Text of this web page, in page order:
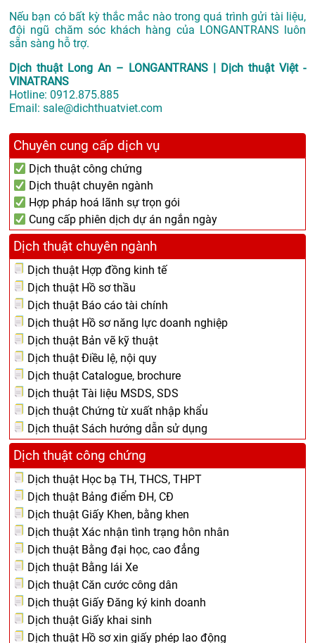
Nếu bạn có bất kỳ thắc mắc nào trong quá trình gửi tài liệu,
đội ngũ chăm sóc khách hàng của LONGANTRANS luôn
sẵn sàng hỗ trợ.
Dịch thuật Long An – LONGANTRANS | Dịch thuật Việt -
VINATRANS
Hotline: 0912.875.885
Email: sale@dichthuatviet.com
Chuyên cung cấp dịch vụ
Dịch thuật công chứng
Dịch thuật chuyên ngành
Hợp pháp hoá lãnh sự trọn gói
Cung cấp phiên dịch dự án ngắn ngày
Dịch thuật chuyên ngành
Dịch thuật Hợp đồng kinh tế
Dịch thuật Hồ sơ thầu
Dịch thuật Báo cáo tài chính
Dịch thuật Hồ sơ năng lực doanh nghiệp
Dịch thuật Bản vẽ kỹ thuật
Dịch thuật Điều lệ, nội quy
Dịch thuật Catalogue, brochure
Dịch thuật Tài liệu MSDS, SDS
Dịch thuật Chứng từ xuất nhập khẩu
Dịch thuật Sách hướng dẫn sử dụng
Dịch thuật công chứng
Dịch thuật Học bạ TH, THCS, THPT
Dịch thuật Bảng điểm ĐH, CĐ
Dịch thuật Giấy Khen, bằng khen
Dịch thuật Xác nhận tình trạng hôn nhân
Dịch thuật Bằng đại học, cao đẳng
Dịch thuật Bằng lái Xe
Dịch thuật Căn cước công dân
Dịch thuật Giấy Đăng ký kinh doanh
Dịch thuật Giấy khai sinh
Dịch thuật Hồ sơ xin giấy phép lao động